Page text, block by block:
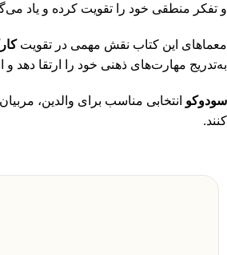
و تفکر منطقی خود را تقویت کرده و یاد
معماهای این کتاب نقش مهمی در تقویت
به‌تدریج مهارت‌های ذهنی خود را ارتقا دهد
سودوکو انتخابی مناسب برای والدین،
کنند.